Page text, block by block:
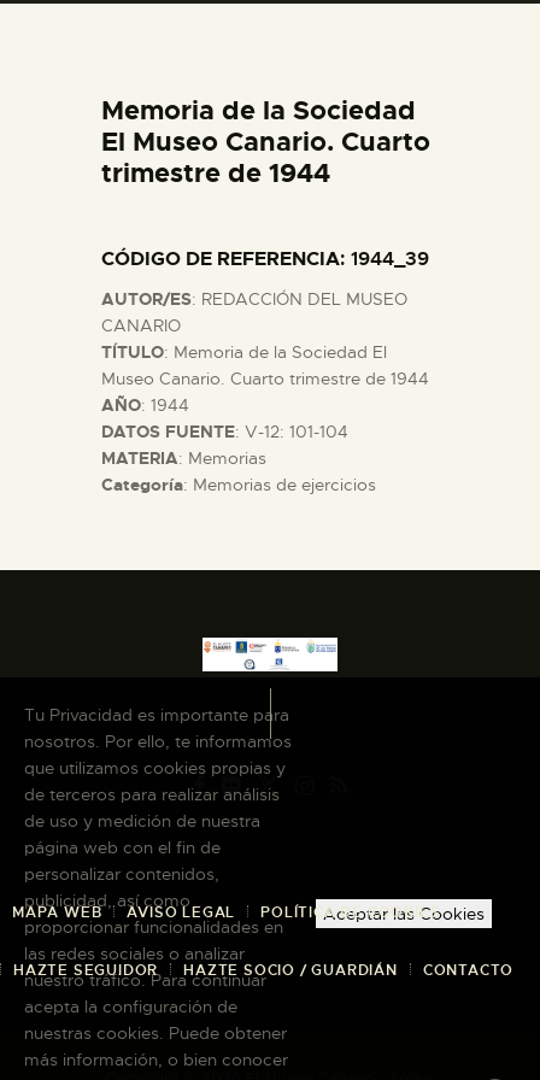
ESPAÑOL
PREPARAR LA VISITA
█
EL MUSEO
COLECCIONES
Memoria de la Sociedad
El Museo Canario. Cuarto
trimestre de 1944
CÓDIGO DE REFERENCIA: 1944_39
AUTOR/ES: REDACCIÓN DEL MUSEO
CANARIO
TÍTULO: Memoria de la Sociedad El
Museo Canario. Cuarto trimestre de 1944
AÑO: 1944
DATOS FUENTE: V-12: 101-104
MATERIA: Memorias
Categoría: Memorias de ejercicios
MAPA WEB AVISO LEGAL POLÍTICA DE COOKIES
HAZTE SEGUIDOR HAZTE SOCIO / GUARDIÁN CONTACTO
Tu Privacidad es importante para
nosotros. Por ello, te informamos
que utilizamos cookies propias y
de terceros para realizar análisis
de uso y medición de nuestra
página web con el fin de
personalizar contenidos,
publicidad, así como
proporcionar funcionalidades en
las redes sociales o analizar
nuestro tráfico. Para continuar
acepta la configuración de
nuestras cookies. Puede obtener
más información, o bien conocer
Aceptar las Cookies